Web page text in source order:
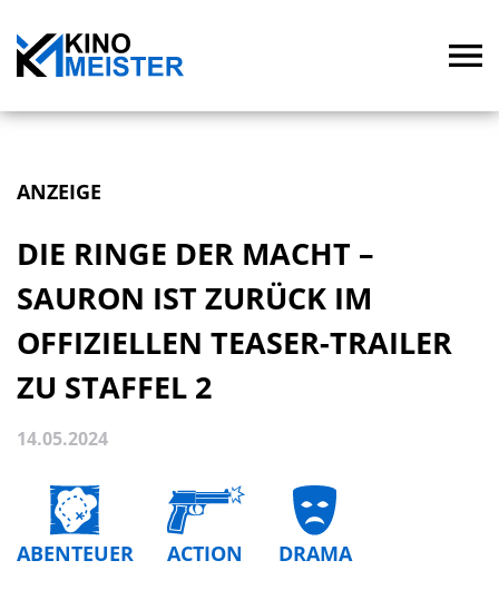
ANZEIGE
DIE RINGE DER MACHT –
SAURON IST ZURÜCK IM
OFFIZIELLEN TEASER-TRAILER
ZU STAFFEL 2
14.05.2024
ABENTEUER ACTION DRAMA